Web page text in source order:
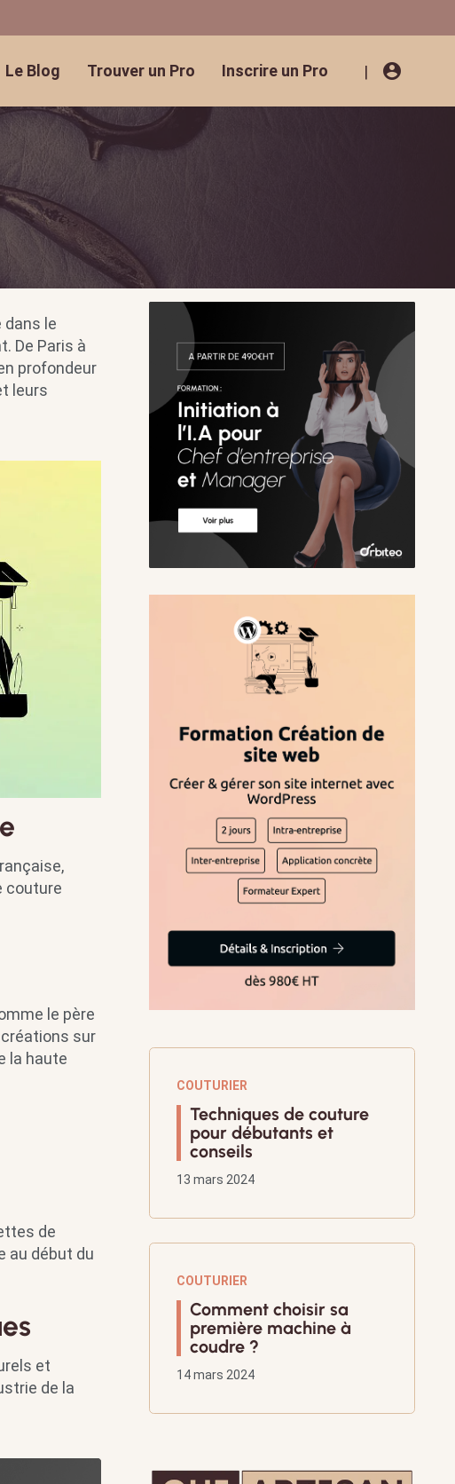
Le Blog Trouver un Pro Inscrire un Pro | account_circle
dans le
De Paris à
profondeur
leurs
couture
le père
sur
la haute
de
au début du
et
de la
COUTURIER
Techniques de couture
pour débutants et
conseils
13 mars 2024
COUTURIER
Comment choisir sa
première machine à
coudre ?
14 mars 2024